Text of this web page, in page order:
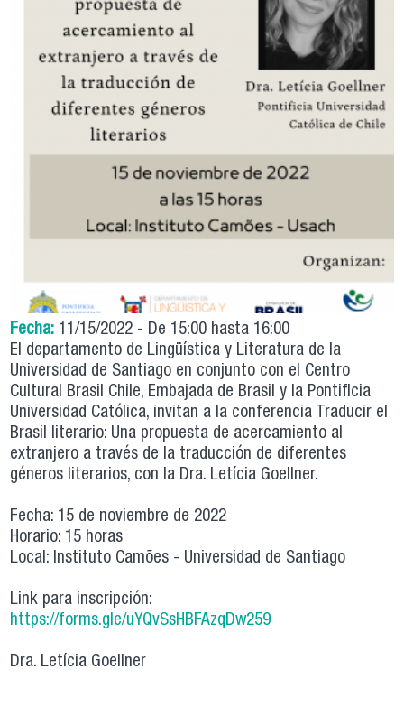
Fecha: 11/15/2022 - De 15:00 hasta 16:00
El departamento de Lingüística y Literatura de la
Universidad de Santiago en conjunto con el Centro
Cultural Brasil Chile, Embajada de Brasil y la Pontificia
Universidad Católica, invitan a la conferencia Traducir el
Brasil literario: Una propuesta de acercamiento al
extranjero a través de la traducción de diferentes
géneros literarios, con la Dra. Letícia Goellner.
Fecha: 15 de noviembre de 2022
Horario: 15 horas
Local: Instituto Camões - Universidad de Santiago
Link para inscripción:
https://forms.gle/uYQvSsHBFAzqDw259
Dra. Letícia Goellner